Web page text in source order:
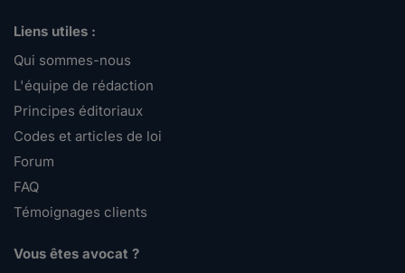
Liens utiles :
Qui sommes-nous
L'équipe de rédaction
Principes éditoriaux
Codes et articles de loi
Forum
FAQ
Témoignages clients
Vous êtes avocat ?